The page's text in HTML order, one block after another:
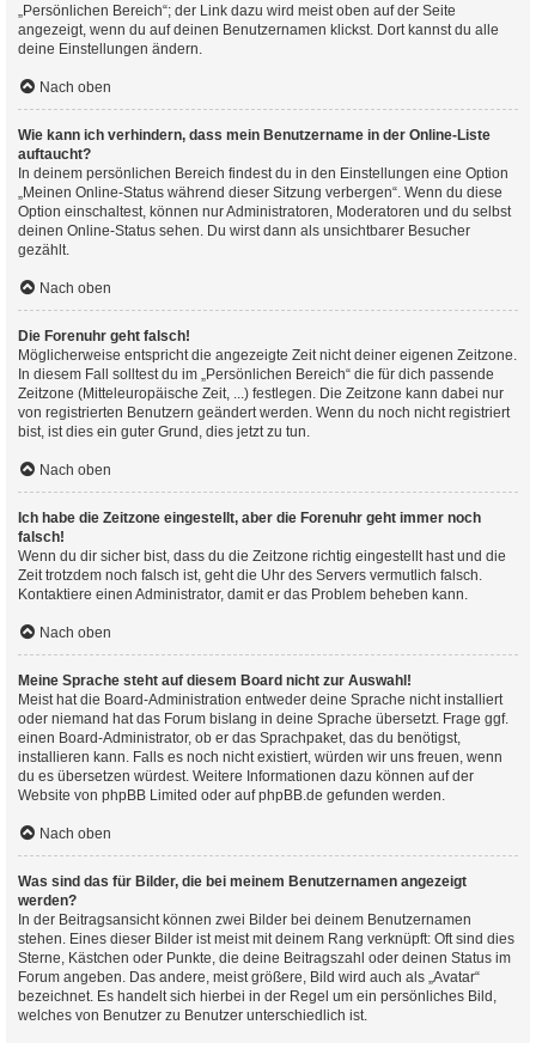
„Persönlichen Bereich“; der Link dazu wird meist oben auf der Seite
angezeigt, wenn du auf deinen Benutzernamen klickst. Dort kannst du alle
deine Einstellungen ändern.
Nach oben
Wie kann ich verhindern, dass mein Benutzername in der Online-Liste
auftaucht?
In deinem persönlichen Bereich findest du in den Einstellungen eine Option
„Meinen Online-Status während dieser Sitzung verbergen“. Wenn du diese
Option einschaltest, können nur Administratoren, Moderatoren und du selbst
deinen Online-Status sehen. Du wirst dann als unsichtbarer Besucher
gezählt.
Nach oben
Die Forenuhr geht falsch!
Möglicherweise entspricht die angezeigte Zeit nicht deiner eigenen Zeitzone.
In diesem Fall solltest du im „Persönlichen Bereich“ die für dich passende
Zeitzone (Mitteleuropäische Zeit, ...) festlegen. Die Zeitzone kann dabei nur
von registrierten Benutzern geändert werden. Wenn du noch nicht registriert
bist, ist dies ein guter Grund, dies jetzt zu tun.
Nach oben
Ich habe die Zeitzone eingestellt, aber die Forenuhr geht immer noch
falsch!
Wenn du dir sicher bist, dass du die Zeitzone richtig eingestellt hast und die
Zeit trotzdem noch falsch ist, geht die Uhr des Servers vermutlich falsch.
Kontaktiere einen Administrator, damit er das Problem beheben kann.
Nach oben
Meine Sprache steht auf diesem Board nicht zur Auswahl!
Meist hat die Board-Administration entweder deine Sprache nicht installiert
oder niemand hat das Forum bislang in deine Sprache übersetzt. Frage ggf.
einen Board-Administrator, ob er das Sprachpaket, das du benötigst,
installieren kann. Falls es noch nicht existiert, würden wir uns freuen, wenn
du es übersetzen würdest. Weitere Informationen dazu können auf der
Website von phpBB Limited oder aufphpBB.de gefunden werden.
Nach oben
Was sind das für Bilder, die bei meinem Benutzernamen angezeigt
werden?
In der Beitragsansicht können zwei Bilder bei deinem Benutzernamen
stehen. Eines dieser Bilder ist meist mit deinem Rang verknüpft: Oft sind dies
Sterne, Kästchen oder Punkte, die deine Beitragszahl oder deinen Status im
Forum angeben. Das andere, meist größere, Bild wird auch als „Avatar“
bezeichnet. Es handelt sich hierbei in der Regel um ein persönliches Bild,
welches von Benutzer zu Benutzer unterschiedlich ist.